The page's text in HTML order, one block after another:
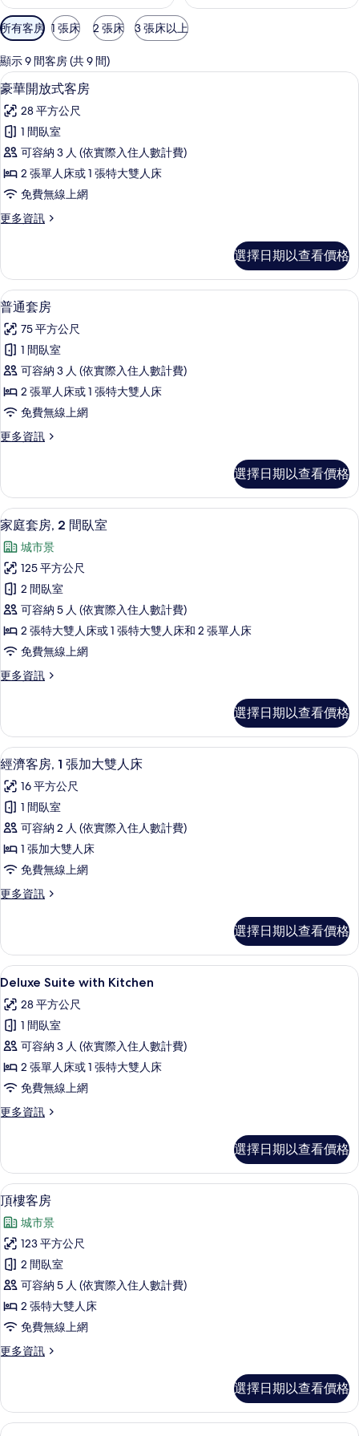
可
用
的
客
房
篩
選
條
所有客房 1 張床 2 張床 3 張床以上
顯示 9 間客房 (共 9 間)
顯
示
豪
華
開
放
客
的
所
有
相
片
客房內保險箱、隔音、熨斗/熨衣板、
5
豪華開放式客房
28 平方公尺
1 間臥室
可容納 3 人 (依實際入住人數計費)
2 張單人床或 1 張特大雙人床
免費無線上網
更多資訊
更
開
放
式
客
房
的
詳
情
選擇日期以查看價格
顯
示
普
通
套
房
所
相
片
普通套房 | 起居區 | 32-吋 LCD 液晶電
8
普通套房
75 平方公尺
1 間臥室
可容納 3 人 (依實際入住人數計費)
2 張單人床或 1 張特大雙人床
免費無線上網
更多資訊
更
套
房
的
詳
情
選擇日期以查看價格
顯
示
家
庭
套
房,
2
間
臥
的
所
有
相
片
8
家庭套房, 2 間臥室
城市景
125 平方公尺
2 間臥室
可容納 5 人 (依實際入住人數計費)
2 張特大雙人床或 1 張特大雙人床和 2 張單人床
免費無線上網
更多資訊
更
套
房,
2
臥
室
的
詳
情
選擇日期以查看價格
顯
示
經
濟
客
房,
張
大
雙
人
床
的
所
有
相
片
客房內保險箱、隔音、熨斗/熨衣板、
7
經濟客房, 1 張加大雙人床
16 平方公尺
1 間臥室
可容納 2 人 (依實際入住人數計費)
1 張加大雙人床
免費無線上網
更多資訊
更
客
房,
1
加
大
雙
人
床
的
詳
情
選擇日期以查看價格
顯
示
Deluxe
Suite
with
Kitchen
的
所
片
客房內保險箱、隔音、熨斗/熨衣板、
5
Deluxe Suite with Kitchen
28 平方公尺
1 間臥室
可容納 3 人 (依實際入住人數計費)
2 張單人床或 1 張特大雙人床
免費無線上網
更多資訊
更
with
Kitchen
的
詳
情
選擇日期以查看價格
顯
示
頂
樓
客
房
的
有
片
頂樓客房 | 起居區 | 32-吋 LCD 液晶電
6
頂樓客房
城市景
123 平方公尺
2 間臥室
可容納 5 人 (依實際入住人數計費)
2 張特大雙人床
免費無線上網
更多資訊
更
客
房
選擇日期以查看價格